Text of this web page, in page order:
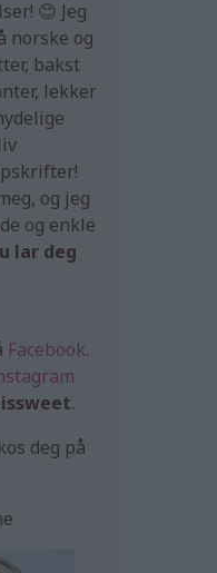
😊 Jeg
norske og
bakst
lekker
og jeg
og enkle
lar deg
Facebook.
.
deg på